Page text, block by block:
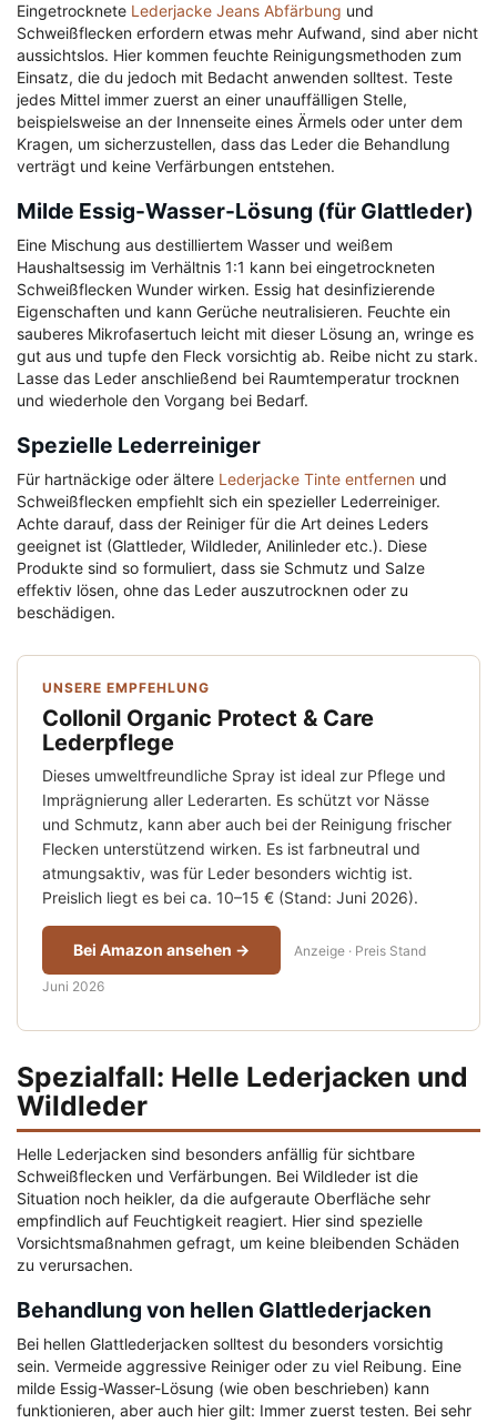
Eingetrocknete Lederjacke Jeans Abfärbung und
Schweißflecken erfordern etwas mehr Aufwand, sind aber nicht
aussichtslos. Hier kommen feuchte Reinigungsmethoden zum
Einsatz, die du jedoch mit Bedacht anwenden solltest. Teste
jedes Mittel immer zuerst an einer unauffälligen Stelle,
beispielsweise an der Innenseite eines Ärmels oder unter dem
Kragen, um sicherzustellen, dass das Leder die Behandlung
verträgt und keine Verfärbungen entstehen.
Milde Essig-Wasser-Lösung (für Glattleder)
Eine Mischung aus destilliertem Wasser und weißem
Haushaltsessig im Verhältnis 1:1 kann bei eingetrockneten
Schweißflecken Wunder wirken. Essig hat desinfizierende
Eigenschaften und kann Gerüche neutralisieren. Feuchte ein
sauberes Mikrofasertuch leicht mit dieser Lösung an, wringe es
gut aus und tupfe den Fleck vorsichtig ab. Reibe nicht zu stark.
Lasse das Leder anschließend bei Raumtemperatur trocknen
und wiederhole den Vorgang bei Bedarf.
Spezielle Lederreiniger
Für hartnäckige oder ältere Lederjacke Tinte entfernen und
Schweißflecken empfiehlt sich ein spezieller Lederreiniger.
Achte darauf, dass der Reiniger für die Art deines Leders
geeignet ist (Glattleder, Wildleder, Anilinleder etc.). Diese
Produkte sind so formuliert, dass sie Schmutz und Salze
effektiv lösen, ohne das Leder auszutrocknen oder zu
beschädigen.
UNSERE EMPFEHLUNG
Collonil Organic Protect & Care
Lederpflege
Dieses umweltfreundliche Spray ist ideal zur Pflege und
Imprägnierung aller Lederarten. Es schützt vor Nässe
und Schmutz, kann aber auch bei der Reinigung frischer
Flecken unterstützend wirken. Es ist farbneutral und
atmungsaktiv, was für Leder besonders wichtig ist.
Preislich liegt es bei ca. 10–15 € (Stand: Juni 2026).
Bei Amazon ansehen → Anzeige · Preis Stand
Juni 2026
Spezialfall: Helle Lederjacken und
Wildleder
Helle Lederjacken sind besonders anfällig für sichtbare
Schweißflecken und Verfärbungen. Bei Wildleder ist die
Situation noch heikler, da die aufgeraute Oberfläche sehr
empfindlich auf Feuchtigkeit reagiert. Hier sind spezielle
Vorsichtsmaßnahmen gefragt, um keine bleibenden Schäden
zu verursachen.
Behandlung von hellen Glattlederjacken
Bei hellen Glattlederjacken solltest du besonders vorsichtig
sein. Vermeide aggressive Reiniger oder zu viel Reibung. Eine
milde Essig-Wasser-Lösung (wie oben beschrieben) kann
funktionieren, aber auch hier gilt: Immer zuerst testen. Bei sehr